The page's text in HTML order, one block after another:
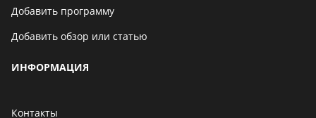
Добавить программу
Добавить обзор или статью
ИНФОРМАЦИЯ
Контакты